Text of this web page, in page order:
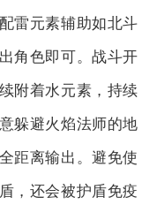
雷元素辅助如北斗
角色即可。战斗开
附着水元素，持续
躲避火焰法师的地
距离输出。避免使
，还会被护盾免疫